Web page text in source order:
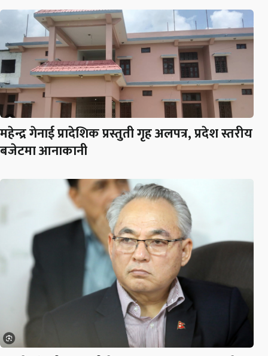
महेन्द्र गेनाई प्रादेशिक प्रस्तुती गृह अलपत्र, प्रदेश स्तरीय
बजेटमा आनाकानी